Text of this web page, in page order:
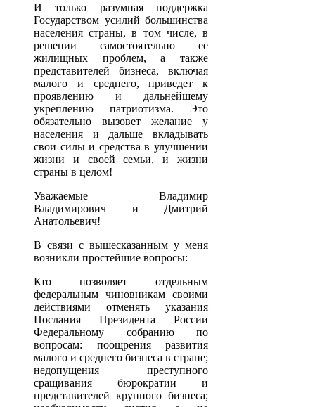
И только разумная поддержка
Государством усилий большинства
населения страны, в том числе, в
решении самостоятельно ее
жилищных проблем, а также
представителей бизнеса, включая
малого и среднего, приведет к
проявлению и дальнейшему
укреплению патриотизма. Это
обязательно вызовет желание у
населения и дальше вкладывать
свои силы и средства в улучшении
жизни и своей семьи, и жизни
страны в целом!
Уважаемые Владимир
Владимирович и Дмитрий
Анатольевич!
В связи с вышесказанным у меня
возникли простейшие вопросы:
Кто позволяет отдельным
федеральным чиновникам своими
действиями отменять указания
Послания Президента России
Федеральному собранию по
вопросам: поощрения развития
малого и среднего бизнеса в стране;
недопущения преступного
сращивания бюрократии и
представителей крупного бизнеса;